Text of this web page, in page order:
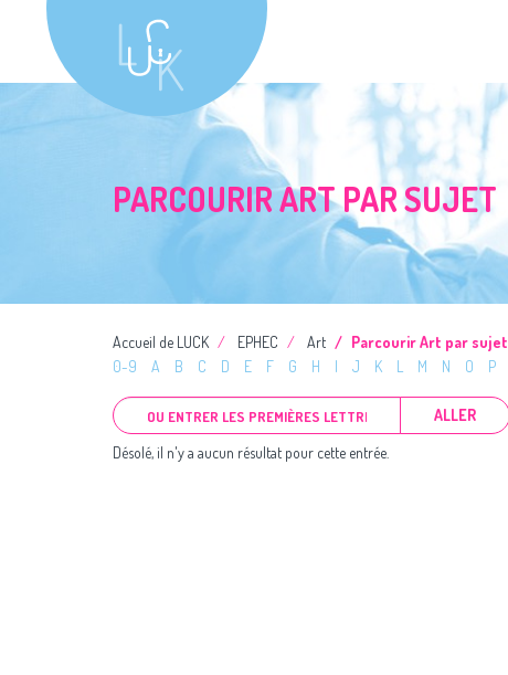
PARCOURIR ART PAR SUJET
Accueil de LUCK EPHEC Art
Parcourir Art par sujet
0-9
A B C D E F G H I J K L M N O P
ALLER
Désolé, il n'y a aucun résultat pour cette entrée.